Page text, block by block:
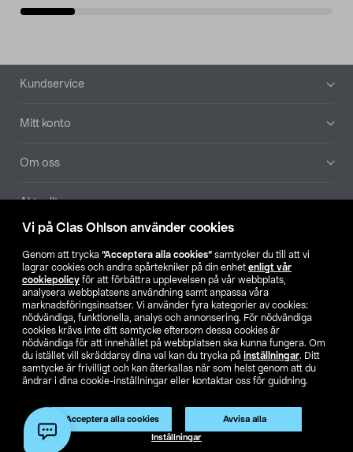
Vi på Clas Ohlson använder cookies
Genom att trycka ”Acceptera alla cookies” samtycker du till att vi
lagrar cookies och andra spårtekniker på din enhet enligt vår
cookiepolicy för att förbättra upplevelsen på vår webbplats,
analysera webbplatsens användning samt anpassa våra
marknadsföringsinsatser. Vi använder fyra kategorier av cookies:
nödvändiga, funktionella, analys och annonsering. För nödvändiga
cookies krävs inte ditt samtycke eftersom dessa cookies är
nödvändiga för att innehållet på webbplatsen ska kunna fungera. Om
du istället vill skräddarsy dina val kan du trycka på inställningar. Ditt
samtycke är frivilligt och kan återkallas när som helst genom att du
ändrar i dina cookie-inställningar eller kontaktar oss för guidning.
Acceptera alla cookies Avvisa alla
Inställningar
Sidfot
Kundservice
Mitt konto
Om oss
Aktuellt
Hitta butik
SE NO FI
Köpvillkor Privacy statement Klubbvillkor
För företag
Ändra till priser exklusive moms